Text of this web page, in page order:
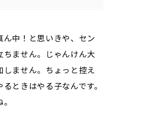
ん中！と思いきや、セン
ちません。じゃんけん大
しません。ちょっと控え
ときはやる子なんです。